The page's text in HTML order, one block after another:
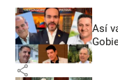
Así
share